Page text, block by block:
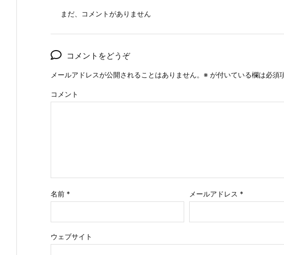
まだ、コメントがありません
コメントをどうぞ
メールアドレスが公開されることはありません。 ※ が付いている欄は必須
コメント
名前 * メールアドレス *
ウェブサイト